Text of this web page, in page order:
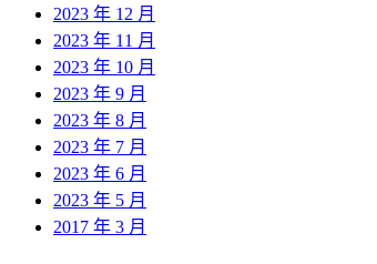
2023 年 12 月
2023 年 11 月
2023 年 10 月
2023 年 9 月
2023 年 8 月
2023 年 7 月
2023 年 6 月
2023 年 5 月
2017 年 3 月